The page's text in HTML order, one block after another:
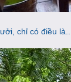
chỉ có điều là...